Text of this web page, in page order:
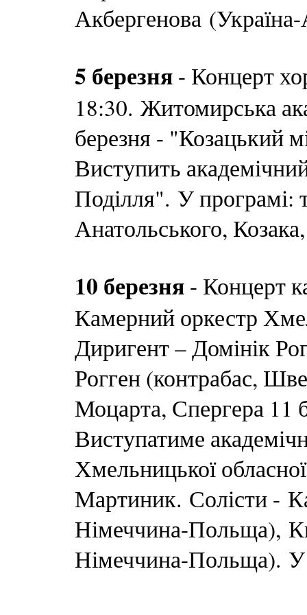
Акбергенова
5 березня - Концерт
18:30. Житомирська
березня - "Козацький
Виступить
Поділля". У програмі:
Анатольського,
10 березня - Концерт
Камерний оркестр
Диригент – Домінік
Рогген (контрабас,
Моцарта, Спергера 11
Виступатиме
Хмельницької
Мартиник. Солісти -
Німеччина-Польща),
Німеччина-Польща). У